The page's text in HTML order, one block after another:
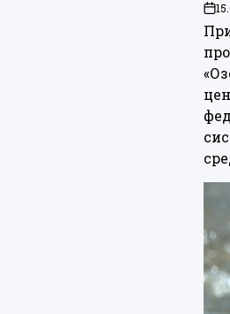
on